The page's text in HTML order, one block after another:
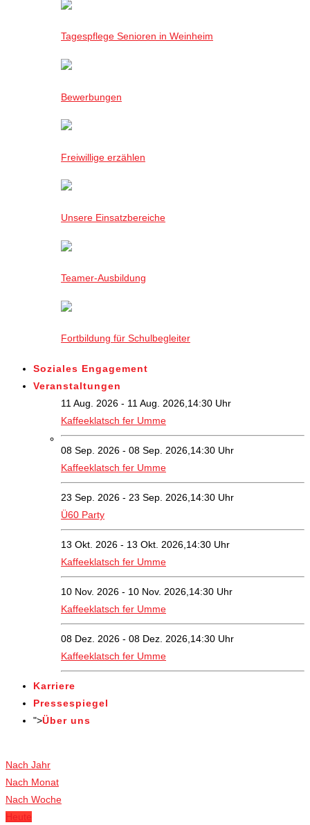
Tagespflege Senioren in Weinheim
Bewerbungen
Freiwillige erzählen
Unsere Einsatzbereiche
Teamer-Ausbildung
Fortbildung für Schulbegleiter
Soziales Engagement
Veranstaltungen
11 Aug. 2026 - 11 Aug. 2026,14:30 Uhr
Kaffeeklatsch fer Umme
08 Sep. 2026 - 08 Sep. 2026,14:30 Uhr
Kaffeeklatsch fer Umme
23 Sep. 2026 - 23 Sep. 2026,14:30 Uhr
Ü60 Party
13 Okt. 2026 - 13 Okt. 2026,14:30 Uhr
Kaffeeklatsch fer Umme
10 Nov. 2026 - 10 Nov. 2026,14:30 Uhr
Kaffeeklatsch fer Umme
08 Dez. 2026 - 08 Dez. 2026,14:30 Uhr
Kaffeeklatsch fer Umme
Karriere
Pressespiegel
">Über uns
Nach Jahr
Nach Monat
Nach Woche
Heute